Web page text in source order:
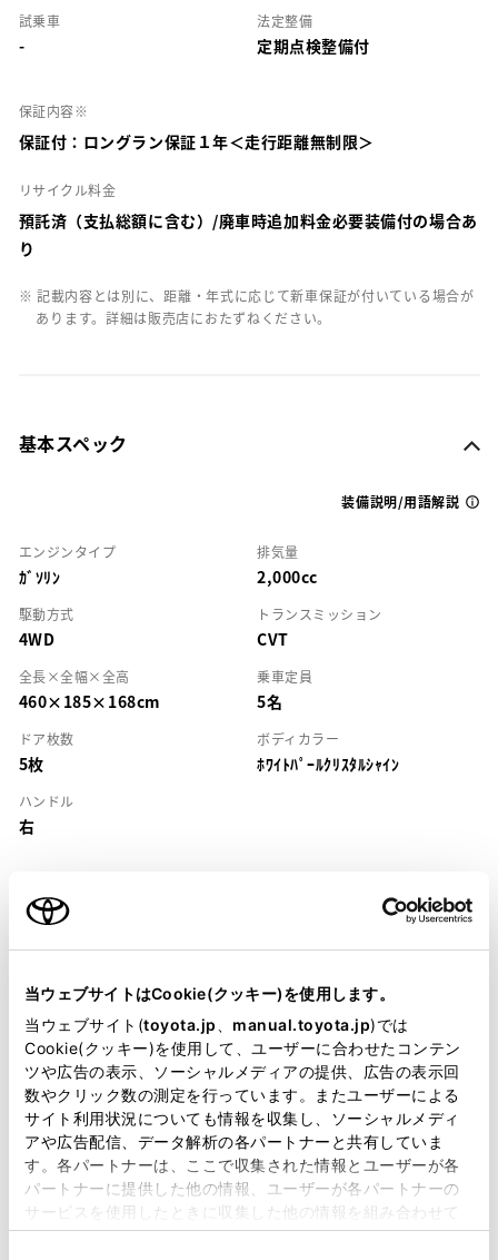
当ウェブサイトはCookie(クッキー)を使用します。
当ウェブサイト(toyota.jp manual.toyota.jp)では
Cookie(クッキー)を使用して、ユーザーに合わせたコンテン
ツや広告の表示、ソーシャルメディアの提供、広告の表示回
数やクリック数の測定を行っています。またユーザーによる
サイト利用状況についても情報を収集し、ソーシャルメディ
アや広告配信、データ解析の各パートナーと共有していま
す。各パートナーは、ここで収集された情報とユーザーが各
パートナーに提供した他の情報、ユーザーが各パートナーの
サービスを使用したときに収集した他の情報を組み合わせて
使用することがあります。当ウェブサイトの使用を続行する
試乗車
-
法定整備
定期点検整備付
保証内容※
保証付：ロングラン保証１年＜走行距離無制限＞
リサイクル料金
預託済（支払総額に含む）/廃車時追加料金必要装備付の場合あ
り
※ 記載内容とは別に、距離・年式に応じて新車保証が付いている場合が
あります。詳細は販売店におたずねください。
基本スペック
装備説明/用語解説
エンジンタイプ
ｶﾞｿﾘﾝ
排気量
2,000cc
駆動方式
4WD
トランスミッション
CVT
全長×全幅×全高
460×185×168cm
乗車定員
5名
ドア枚数
5枚
ボディカラー
ﾎﾜｲﾄﾊﾟｰﾙｸﾘｽﾀﾙｼｬｲﾝ
ハンドル
右
装備・仕様
装備説明/用語解説
基本装備
パワステ